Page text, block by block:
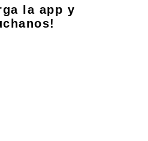
la app y